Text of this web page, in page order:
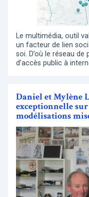
Le multimédia, outil
un facteur de lien
soi. D’où le réseau de
d’accès public à
Daniel et Mylène
exceptionnelle sur
modélisations